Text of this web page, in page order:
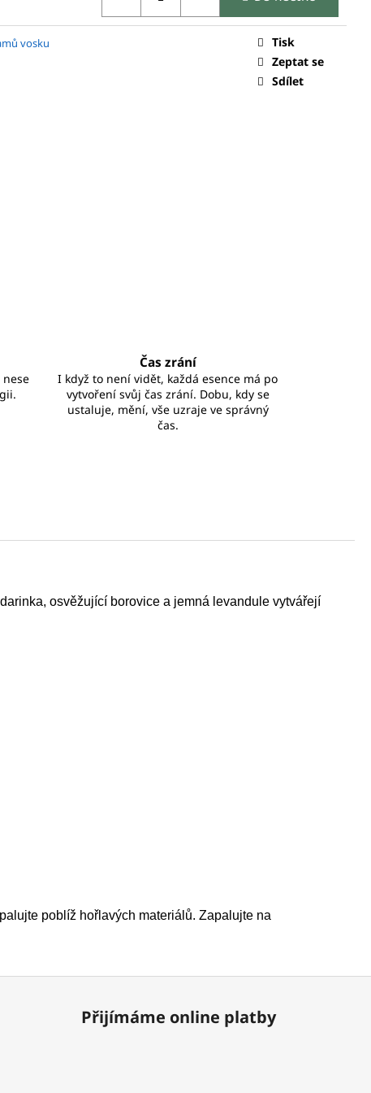
vosku
Tisk
Zeptat se
Sdílet
nese
Čas zrání
I když to není vidět, každá esence má po
vytvoření svůj čas zrání. Dobu, kdy se
ustaluje, mění, vše uzraje ve správný
čas.
osvěžující borovice a jemná levandule vytvářejí
poblíž hořlavých materiálů. Zapalujte na
Přijímáme online platby